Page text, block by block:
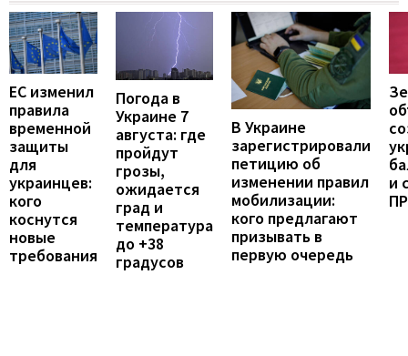
ЕС изменил
правила
временной
защиты
для
украинцев:
кого
коснутся
новые
требования
Погода в
Украине 7
августа: где
пройдут
грозы,
ожидается
град и
температура
до +38
градусов
В Украине
зарегистрировали
петицию об
изменении правил
мобилизации:
кого предлагают
призывать в
первую очередь
и